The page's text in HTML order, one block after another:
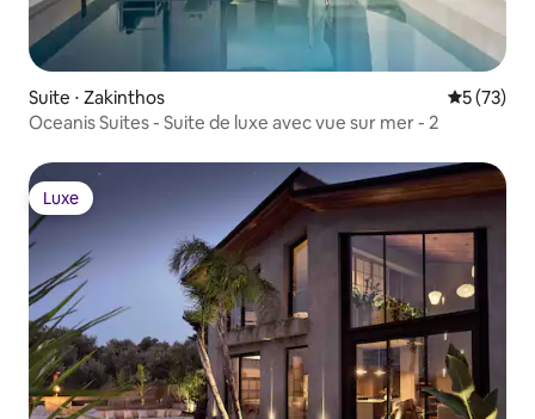
Suite ⋅ Zakinthos
5 (73)
Oceanis Suites - Suite de luxe avec vue sur mer - 2
Luxe
Luxe